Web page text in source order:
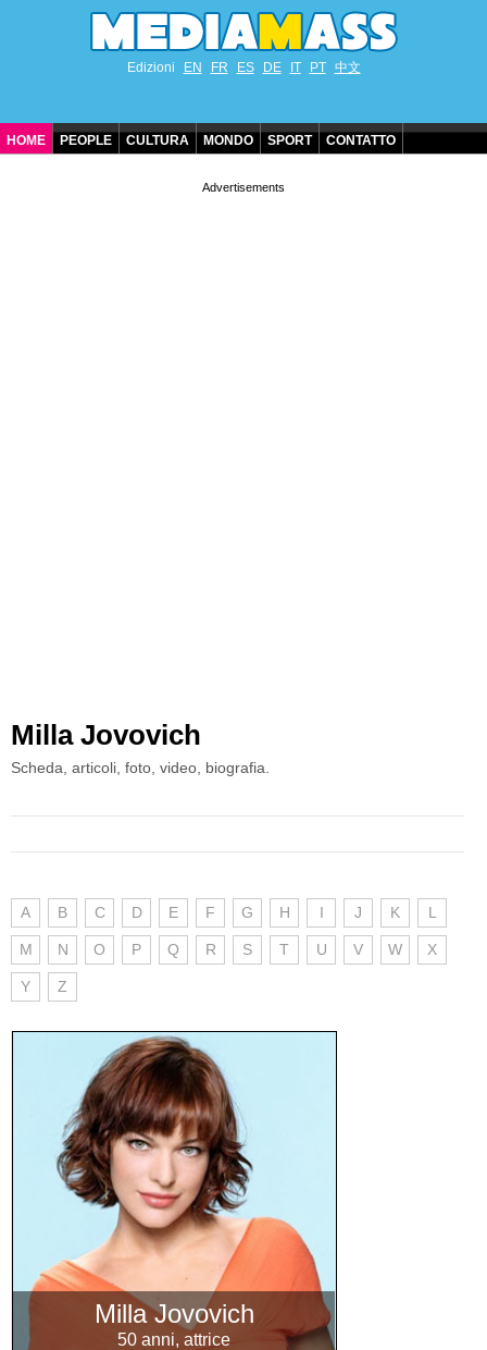
Edizioni EN FR ES DE IT PT 中文
HOME PEOPLE CULTURA MONDO SPORT CONTATTO
Milla Jovovich
Scheda, articoli, foto, video, biografia.
A B C D E F G H I J K L
M N O P Q R S T U V W X
Y Z
Milla Jovovich
50 anni, attrice